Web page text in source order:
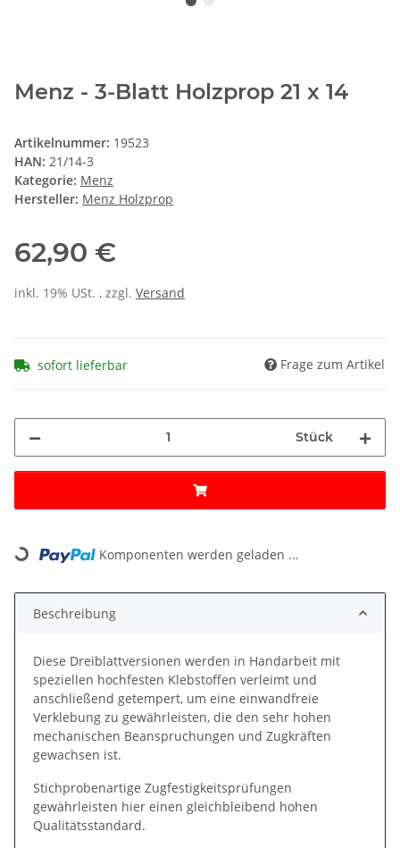
Menz - 3-Blatt Holzprop 21 x 14
Artikelnummer: 19523
HAN: 21/14-3
Kategorie: Menz
Hersteller: Menz Holzprop
62,90 €
inkl. 19% USt. , zzgl. Versand
sofort lieferbar Frage zum Artikel
Stück
Loading... Komponenten werden geladen ...
Beschreibung
Diese Dreiblattversionen werden in Handarbeit mit
speziellen hochfesten Klebstoffen verleimt und
anschließend getempert, um eine einwandfreie
Verklebung zu gewährleisten, die den sehr hohen
mechanischen Beanspruchungen und Zugkräften
gewachsen ist.
Stichprobenartige Zugfestigkeitsprüfungen
gewährleisten hier einen gleichbleibend hohen
Qualitätsstandard.